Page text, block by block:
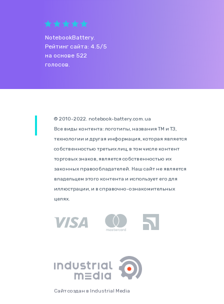
NotebookBattery.
Рейтинг сайта: 4.5/5
на основе 522
голосов.
© 2010-2022. notebook-battery.com.ua
Все виды контента: логотипы, названия ТМ и ТЗ,
технологии и другая информация, которая является
собственностью третьих лиц, в том числе контент
торговых знаков, является собственностью их
законных правообладателей. Наш сайт не является
владельцем этого контента и использует его для
иллюстрации, и в справочно-ознакомительных
целях.
Сайт создан в Industrial Media